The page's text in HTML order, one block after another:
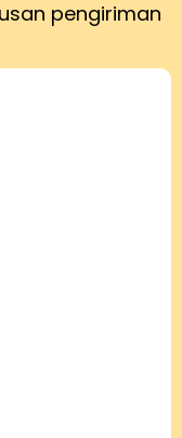
pengiriman